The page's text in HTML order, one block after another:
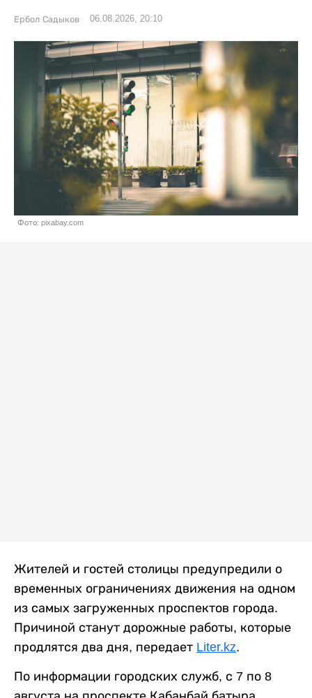
Ербол Садыков 06.08.2026, 20:10
Фото: pixabay.com
Жителей и гостей столицы предупредили о
временных ограничениях движения на одном
из самых загруженных проспектов города.
Причиной станут дорожные работы, которые
продлятся два дня, передает Liter.kz.
По информации городских служб, с 7 по 8